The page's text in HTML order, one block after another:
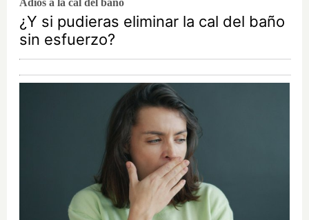
Adiós a la cal del baño
¿Y si pudieras eliminar la cal del baño
sin esfuerzo?